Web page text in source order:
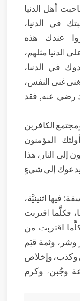
أهل الدنيا
في الدنيا،
عندك هذه
الدنيا مثلهم،
في الدنيا،
غنى النفس،
رضي عنه, فقد
الكافرين
المؤمنون
إلى النار، هذا
يدعوك إلى شيءٍ
فيها اثنينيَّة،
فكلَّما اقتربت
اقتربت من
وشر، وثمة قيَم
وكذب، وإخلاص
وجُبن، وكرم